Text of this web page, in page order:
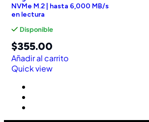
NVMe M.2 | hasta 6,000 MB/s
en lectura
Disponible
$355.00
Añadir al carrito
Quick view